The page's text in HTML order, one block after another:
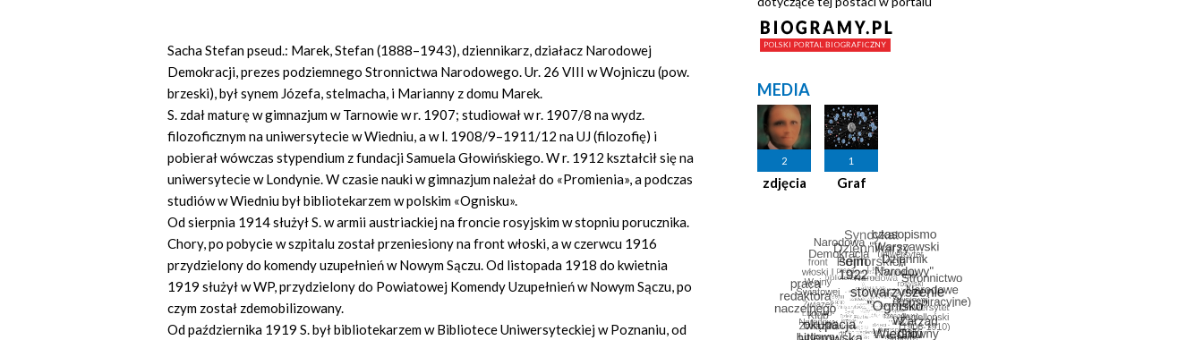
Sacha Stefan pseud.: Marek, Stefan (1888–1943), dziennikarz, działacz Narodowej
Demokracji, prezes podziemnego Stronnictwa Narodowego. Ur. 26 VIII w Wojniczu (pow.
brzeski), był synem Józefa, stelmacha, i Marianny z domu Marek.
S. zdał maturę w gimnazjum w Tarnowie w r. 1907; studiował w r. 1907/8 na wydz.
filozoficznym na uniwersytecie w Wiedniu, a w l. 1908/9–1911/12 na UJ (filozofię) i
pobierał wówczas stypendium z fundacji Samuela Głowińskiego. W r. 1912 kształcił się na
uniwersytecie w Londynie. W czasie nauki w gimnazjum należał do «Promienia», a podczas
studiów w Wiedniu był bibliotekarzem w polskim «Ognisku».
Od sierpnia 1914 służył S. w armii austriackiej na froncie rosyjskim w stopniu porucznika.
Chory, po pobycie w szpitalu został przeniesiony na front włoski, a w czerwcu 1916
przydzielony do komendy uzupełnień w Nowym Sączu. Od listopada 1918 do kwietnia
1919 służył w WP, przydzielony do Powiatowej Komendy Uzupełnień w Nowym Sączu, po
czym został zdemobilizowany.
Od października 1919 S. był bibliotekarzem w Bibliotece Uniwersyteckiej w Poznaniu, od
MEDIA
2
zdjęcia
1
Graf